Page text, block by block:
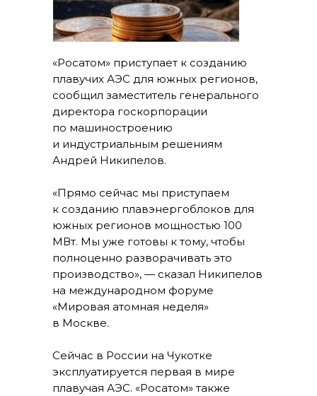
«Росатом» приступает к созданию
плавучих АЭС для южных регионов,
сообщил заместитель генерального
директора госкорпорации
по машиностроению
и индустриальным решениям
Андрей Никипелов.
«Прямо сейчас мы приступаем
к созданию плавэнергоблоков для
южных регионов мощностью 100
МВт. Мы уже готовы к тому, чтобы
полноценно разворачивать это
производство», — сказал Никипелов
на международном форуме
«Мировая атомная неделя»
в Москве.
Сейчас в России на Чукотке
эксплуатируется первая в мире
плавучая АЭС. «Росатом» также